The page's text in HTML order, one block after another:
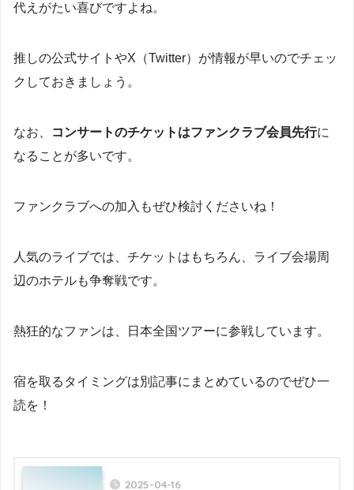
代えがたい喜びですよね。
推しの公式サイトやX（Twitter）が情報が早いのでチェッ
クしておきましょう。
なお、 コンサートのチケットはファンクラブ会員先行に
なることが多いです。
ファンクラブへの加入もぜひ検討くださいね！
人気のライブでは、チケットはもちろん、ライブ会場周
辺のホテルも争奪戦です。
熱狂的なファンは、日本全国ツアーに参戦しています。
宿を取るタイミングは別記事にまとめているのでぜひ一
読を！
2025-04-16